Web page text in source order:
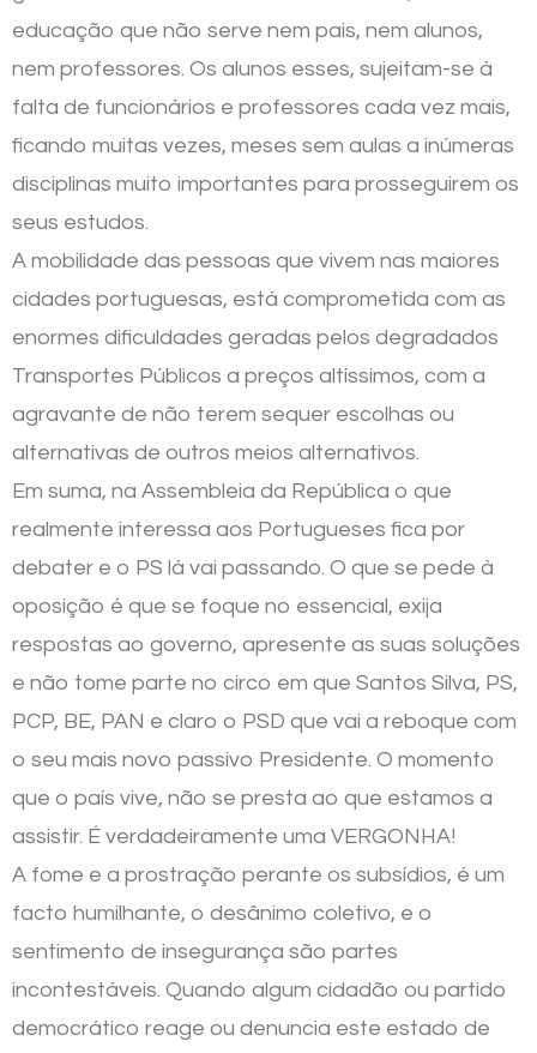
educação que não serve nem pais, nem alunos,
nem professores. Os alunos esses, sujeitam-se à
falta de funcionários e professores cada vez mais,
ficando muitas vezes, meses sem aulas a inúmeras
disciplinas muito importantes para prosseguirem os
seus estudos.
A mobilidade das pessoas que vivem nas maiores
cidades portuguesas, está comprometida com as
enormes dificuldades geradas pelos degradados
Transportes Públicos a preços altíssimos, com a
agravante de não terem sequer escolhas ou
alternativas de outros meios alternativos.
Em suma, na Assembleia da República o que
realmente interessa aos Portugueses fica por
debater e o PS lá vai passando. O que se pede à
oposição é que se foque no essencial, exija
respostas ao governo, apresente as suas soluções
e não tome parte no circo em que Santos Silva, PS,
PCP, BE, PAN e claro o PSD que vai a reboque com
o seu mais novo passivo Presidente. O momento
que o país vive, não se presta ao que estamos a
assistir. É verdadeiramente uma VERGONHA!
A fome e a prostração perante os subsídios, é um
facto humilhante, o desânimo coletivo, e o
sentimento de insegurança são partes
incontestáveis. Quando algum cidadão ou partido
democrático reage ou denuncia este estado de